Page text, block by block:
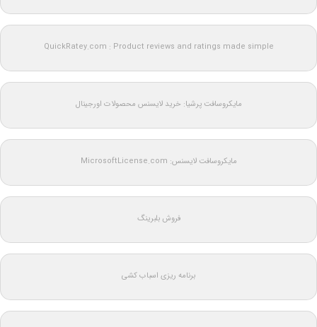
QuickRatey.com : Product reviews and ratings made simple
مایکروسافت پرشیا: خرید لایسنس محصولات اورجینال
مایکروسافت لایسنس: MicrosoftLicense.com
فروش بلبرینگ
برنامه ریزی اسباب کشی